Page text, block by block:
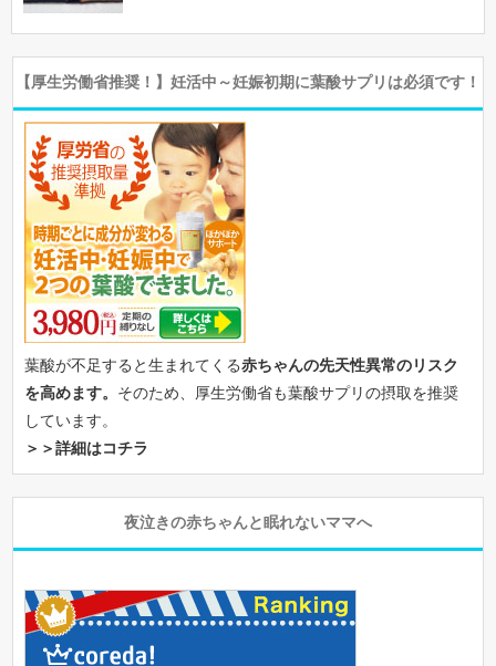
【厚生労働省推奨！】妊活中～妊娠初期に葉酸サプリは必須です！
葉酸が不足すると生まれてくる赤ちゃんの先天性異常のリスク
を高めます。 そのため、厚生労働省も葉酸サプリの摂取を推奨
しています。
＞＞詳細はコチラ
夜泣きの赤ちゃんと眠れないママへ